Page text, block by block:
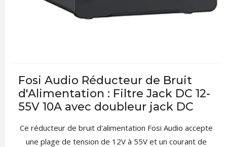
Fosi Audio Réducteur de Bruit
d'Alimentation : Filtre Jack DC 12-
55V 10A avec doubleur jack DC
Ce réducteur de bruit d'alimentation Fosi Audio accepte
une plage de tension de 12V à 55V et un courant de